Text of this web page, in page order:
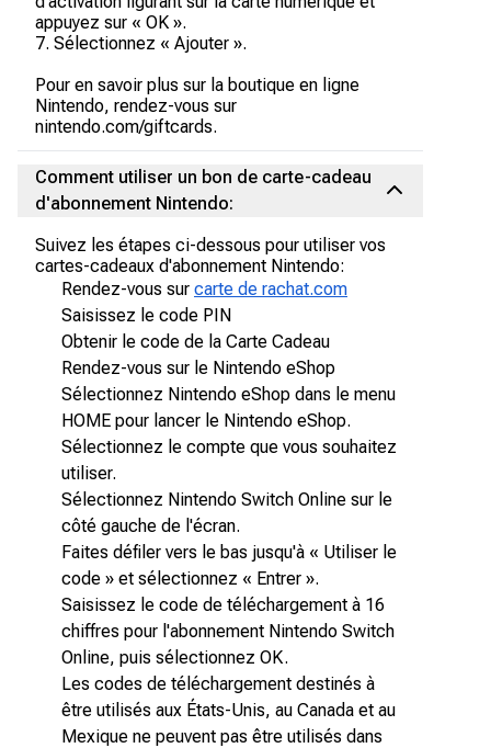
appuyez sur « OK ».
7. Sélectionnez « Ajouter ».
Pour en savoir plus sur la boutique en ligne
Nintendo, rendez-vous sur
nintendo.com/giftcards.
Comment utiliser un bon de carte-cadeau
d'abonnement Nintendo:
Suivez les étapes ci-dessous pour utiliser vos
cartes-cadeaux d'abonnement Nintendo:
Rendez-vous sur carte de rachat.com
Saisissez le code PIN
Obtenir le code de la Carte Cadeau
Rendez-vous sur le Nintendo eShop
Sélectionnez Nintendo eShop dans le menu
HOME pour lancer le Nintendo eShop.
Sélectionnez le compte que vous souhaitez
utiliser.
Sélectionnez Nintendo Switch Online sur le
côté gauche de l'écran.
Faites défiler vers le bas jusqu'à « Utiliser le
code » et sélectionnez « Entrer ».
Saisissez le code de téléchargement à 16
chiffres pour l'abonnement Nintendo Switch
Online, puis sélectionnez OK.
Les codes de téléchargement destinés à
être utilisés aux États-Unis, au Canada et au
Mexique ne peuvent pas être utilisés dans